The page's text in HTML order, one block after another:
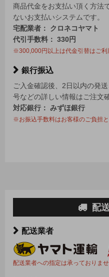
商品代金をお支払い頂く方法
ないお支払いシステムです。
宅配業者： クロネコヤマト
代引手数料： 330円
※300,000円以上は代金引替はご利
銀行振込
ご入金確認後、2日以内の発
号などの詳しい情報はご注文
対応銀行： みずほ銀行
※お振込手数料はお客様のご負担
配
配送業者
配送業者への指定は承っておりませ